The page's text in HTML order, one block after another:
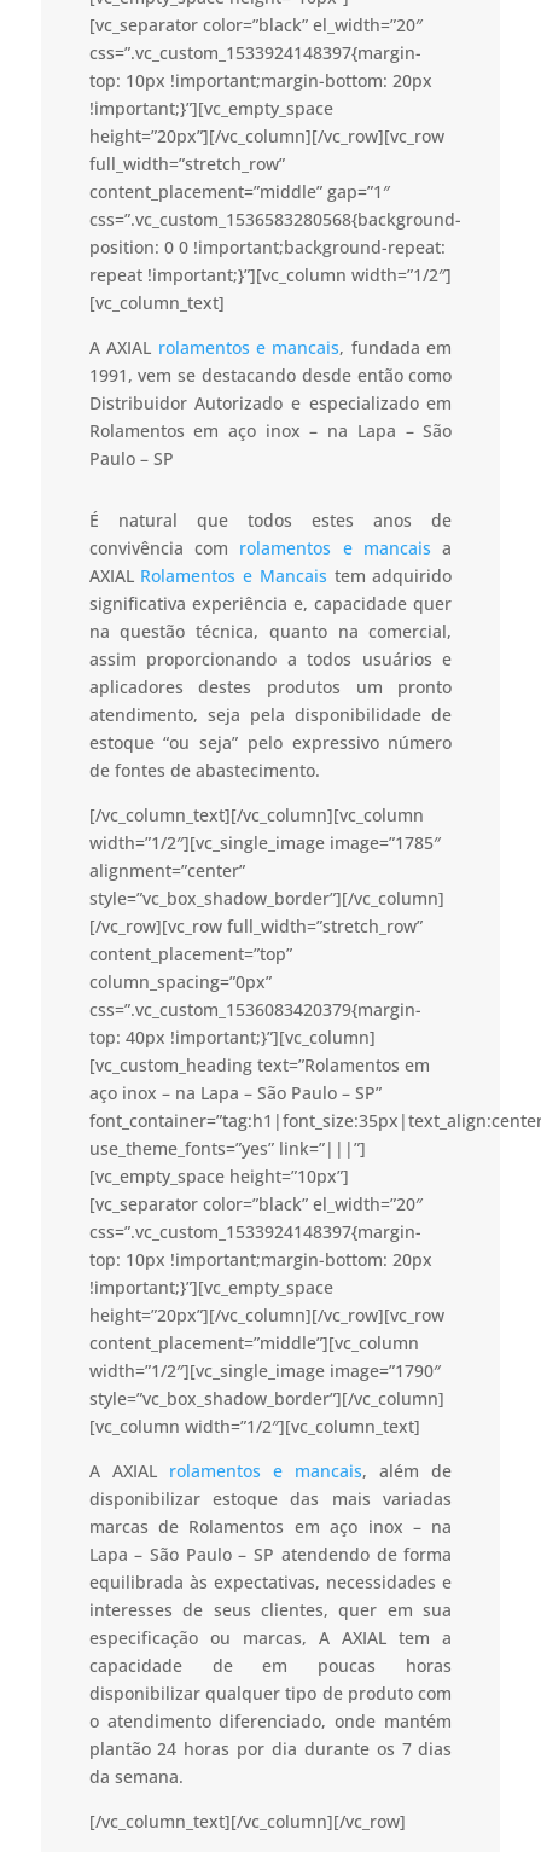
[vc_separator color=”black” el_width=”20″
css=”.vc_custom_1533924148397{margin-
top: 10px !important;margin-bottom: 20px
!important;}”][vc_empty_space
height=”20px”][/vc_column][/vc_row][vc_row
full_width=”stretch_row”
content_placement=”middle” gap=”1″
css=”.vc_custom_1536583280568{background-
position: 0 0 !important;background-repeat:
repeat !important;}”][vc_column width=”1/2″]
[vc_column_text]
A AXIAL rolamentos e mancais, fundada em
1991, vem se destacando desde então como
Distribuidor Autorizado e especializado em
Rolamentos em aço inox – na Lapa – São
Paulo – SP
É natural que todos estes anos de
convivência com rolamentos e mancais a
AXIAL Rolamentos e Mancais tem adquirido
significativa experiência e, capacidade quer
na questão técnica, quanto na comercial,
assim proporcionando a todos usuários e
aplicadores destes produtos um pronto
atendimento, seja pela disponibilidade de
estoque “ou seja” pelo expressivo número
de fontes de abastecimento.
[/vc_column_text][/vc_column][vc_column
width=”1/2″][vc_single_image image=”1785″
alignment=”center”
style=”vc_box_shadow_border”][/vc_column]
[/vc_row][vc_row full_width=”stretch_row”
content_placement=”top”
column_spacing=”0px”
css=”.vc_custom_1536083420379{margin-
top: 40px !important;}”][vc_column]
[vc_custom_heading text=”Rolamentos em
aço inox – na Lapa – São Paulo – SP”
use_theme_fonts=”yes” link=”|||”]
[vc_empty_space height=”10px”]
[vc_separator color=”black” el_width=”20″
css=”.vc_custom_1533924148397{margin-
top: 10px !important;margin-bottom: 20px
!important;}”][vc_empty_space
height=”20px”][/vc_column][/vc_row][vc_row
content_placement=”middle”][vc_column
width=”1/2″][vc_single_image image=”1790″
style=”vc_box_shadow_border”][/vc_column]
[vc_column width=”1/2″][vc_column_text]
A AXIAL rolamentos e mancais, além de
disponibilizar estoque das mais variadas
marcas de Rolamentos em aço inox – na
Lapa – São Paulo – SP atendendo de forma
equilibrada às expectativas, necessidades e
interesses de seus clientes, quer em sua
especificação ou marcas, A AXIAL tem a
capacidade de em poucas horas
disponibilizar qualquer tipo de produto com
o atendimento diferenciado, onde mantém
plantão 24 horas por dia durante os 7 dias
da semana.
[/vc_column_text][/vc_column][/vc_row]